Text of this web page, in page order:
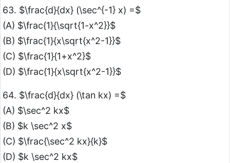
63. $\frac{d}{dx} (\sec^{-1} x) =$
(A) $\frac{1}{\sqrt{1-x^2}}$
(B) $\frac{1}{x\sqrt{x^2-1}}$
(C) $\frac{1}{1+x^2}$
(D) $\frac{1}{x\sqrt{x^2-1}}$
64. $\frac{d}{dx} (\tan kx) =$
(A) $\sec^2 kx$
(B) $k \sec^2 x$
(C) $\frac{\sec^2 kx}{k}$
(D) $k \sec^2 kx$